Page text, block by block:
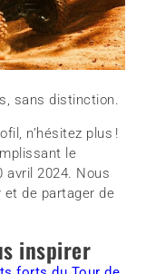
sans distinction.
n’hésitez plus !
le
avril 2024. Nous
de partager de
inspirer